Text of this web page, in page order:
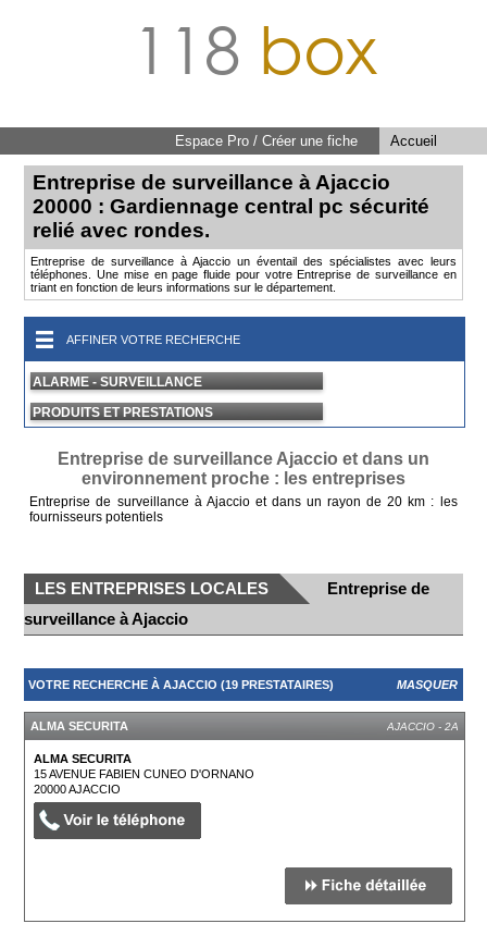
118 box
Accueil
Espace Pro / Créer une fiche
Entreprise de surveillance à Ajaccio
20000 : Gardiennage central pc sécurité
relié avec rondes.
Entreprise de surveillance à Ajaccio un éventail des spécialistes avec leurs
téléphones. Une mise en page fluide pour votre Entreprise de surveillance en
triant en fonction de leurs informations sur le département.
AFFINER VOTRE RECHERCHE
ALARME - SURVEILLANCE
PRODUITS ET PRESTATIONS
Entreprise de surveillance Ajaccio et dans un
environnement proche : les entreprises
Entreprise de surveillance à Ajaccio et dans un rayon de 20 km : les
fournisseurs potentiels
LES ENTREPRISES LOCALES
Entreprise de
surveillance à Ajaccio
VOTRE RECHERCHE À AJACCIO (19 PRESTATAIRES) MASQUER
ALMA SECURITA AJACCIO - 2A
ALMA SECURITA
15 AVENUE FABIEN CUNEO D'ORNANO
20000AJACCIO